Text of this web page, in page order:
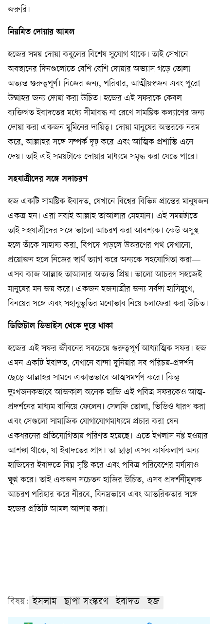
জরুরি।
নিয়মিত দোয়ার আমল
হজের সময় দোয়া কবুলের বিশেষ সুযোগ থাকে। তাই সেখানে
অবস্থানের দিনগুলোতে বেশি বেশি দোয়ার অভ্যাস গড়ে তোলা
অত্যন্ত গুরুত্বপূর্ণ। নিজের জন্য, পরিবার, আত্মীয়স্বজন এবং পুরো
উম্মাহর জন্য দোয়া করা উচিত। হজের এই সফরকে কেবল
ব্যক্তিগত ইবাদতের মধ্যে সীমাবদ্ধ না রেখে সামষ্টিক কল্যাণের জন্য
দোয়া করা একজন মুমিনের দায়িত্ব। দোয়া মানুষের অন্তরকে নরম
করে, আল্লাহর সঙ্গে সম্পর্ক দৃঢ় করে এবং আত্মিক প্রশান্তি এনে
দেয়। তাই এই সময়টাকে দোয়ার মাধ্যমে সমৃদ্ধ করা যেতে পারে।
সহযাত্রীদের সঙ্গে সদাচরণ
হজ একটি সামষ্টিক ইবাদত, যেখানে বিশ্বের বিভিন্ন প্রান্তের মানুষজন
একত্র হন। এরা সবাই আল্লাহ তাআলার মেহমান। এই সময়টাতে
তাই সহযাত্রীদের সঙ্গে ভালো আচরণ করা আবশ্যক। কেউ অসুস্থ
হলে তাঁকে সাহায্য করা, বিপদে পড়লে উত্তরণের পথ দেখানো,
প্রয়োজন হলে নিজের স্বার্থ ত্যাগ করে অন্যকে সহযোগিতা করা—
এসব কাজ আল্লাহ তাআলার অত্যন্ত প্রিয়। ভালো আচরণ সহজেই
মানুষের মন জয় করে। একজন হজযাত্রীর জন্য সর্বদা হাসিমুখে,
বিনয়ের সঙ্গে এবং সহানুভূতির মনোভাব নিয়ে চলাফেরা করা উচিত।
ডিজিটাল ডিভাইস থেকে দূরে থাকা
হজের এই সফর জীবনের সবচেয়ে গুরুত্বপূর্ণ আধ্যাত্মিক সফর। হজ
এমন একটি ইবাদত, যেখানে বান্দা দুনিয়ার সব পরিচয়-প্রদর্শন
ছেড়ে আল্লাহর সামনে একান্তভাবে আত্মসমর্পণ করে। কিন্তু
দুঃখজনকভাবে আজকাল অনেক হাজি এই পবিত্র সফরকেও আত্ম-
প্রদর্শনের মাধ্যম বানিয়ে ফেলেন। সেলফি তোলা, ভিডিও ধারণ করা
এবং সেগুলো সামাজিক যোগাযোগমাধ্যমে প্রচার করা যেন
একধরনের প্রতিযোগিতায় পরিণত হয়েছে। এতে ইখলাস নষ্ট হওয়ার
আশঙ্কা থাকে, যা ইবাদতের প্রাণ। তা ছাড়া এসব কার্যকলাপ অন্য
হাজিদের ইবাদতে বিঘ্ন সৃষ্টি করে এবং পবিত্র পরিবেশের মর্যাদাও
ক্ষুণ্ন করে। তাই একজন সচেতন হাজির উচিত, এসব প্রদর্শনীমূলক
আচরণ পরিহার করে নীরবে, বিনম্রভাবে এবং আন্তরিকতার সঙ্গে
হজের প্রতিটি আমল আদায় করা।
বিষয়: ইসলাম ছাপা সংস্করণ ইবাদত হজ